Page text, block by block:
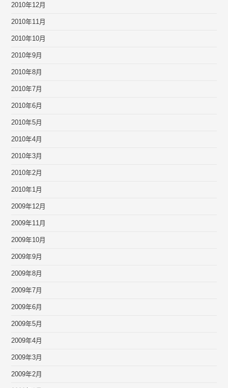
2010年12月
2010年11月
2010年10月
2010年9月
2010年8月
2010年7月
2010年6月
2010年5月
2010年4月
2010年3月
2010年2月
2010年1月
2009年12月
2009年11月
2009年10月
2009年9月
2009年8月
2009年7月
2009年6月
2009年5月
2009年4月
2009年3月
2009年2月